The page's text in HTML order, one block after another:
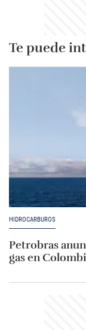
Te puede
HIDROCARBUROS
Petrobras
gas en